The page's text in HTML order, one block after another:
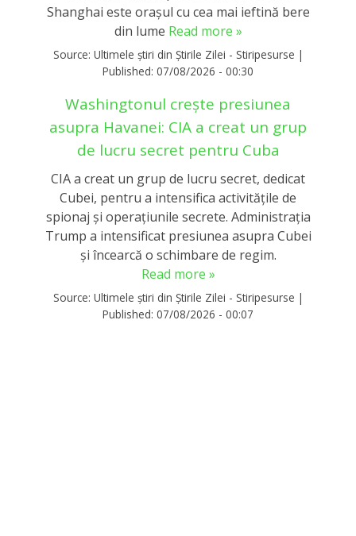
Shanghai este orașul cu cea mai ieftină bere
din lume Read more »
Source: Ultimele știri din Știrile Zilei - Stiripesurse |
Published: 07/08/2026 - 00:30
Washingtonul creşte presiunea
asupra Havanei: CIA a creat un grup
de lucru secret pentru Cuba
CIA a creat un grup de lucru secret, dedicat
Cubei, pentru a intensifica activitățile de
spionaj și operațiunile secrete. Administrația
Trump a intensificat presiunea asupra Cubei
și încearcă o schimbare de regim.
Read more »
Source: Ultimele știri din Știrile Zilei - Stiripesurse |
Published: 07/08/2026 - 00:07